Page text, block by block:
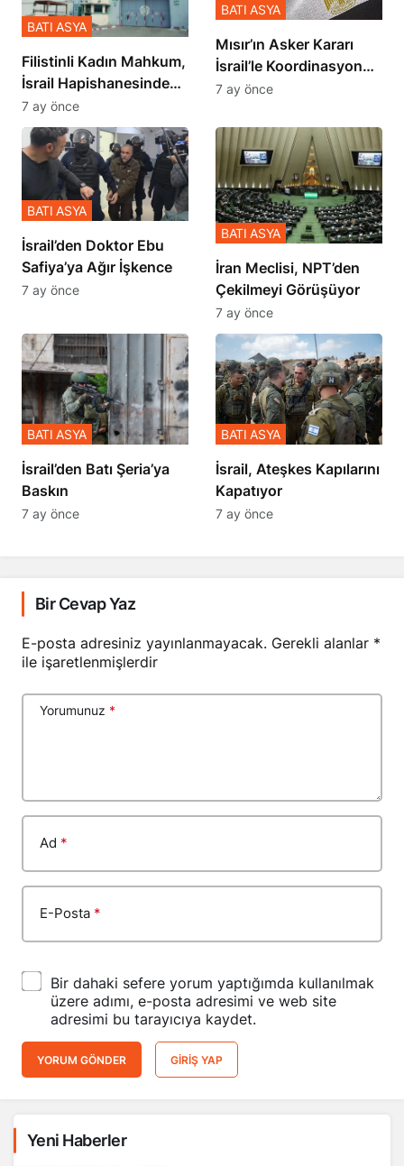
Filistinli Kadın Mahkum,
İsrail Hapishanesindeki
Zulmü Anlattı
BATI ASYA
7 ay önce
Mısır’ın Asker Kararı
İsrail’le Koordinasyon
İçinde Gerçekleşmiş
BATI ASYA
7 ay önce
İsrail’den Doktor Ebu
Safiya’ya Ağır İşkence
BATI ASYA
7 ay önce
İran Meclisi, NPT’den
Çekilmeyi Görüşüyor
BATI ASYA
7 ay önce
​​​​​​​İsrail’den Batı Şeria’ya
Baskın
BATI ASYA
7 ay önce
İsrail, Ateşkes Kapılarını
Kapatıyor
BATI ASYA
7 ay önce
Bir Cevap Yaz
E-posta adresiniz yayınlanmayacak. Gerekli alanlar *
ile işaretlenmişlerdir
Yorumunuz *
Ad *
E-Posta *
Bir dahaki sefere yorum yaptığımda kullanılmak
üzere adımı, e-posta adresimi ve web site
adresimi bu tarayıcıya kaydet.
YORUM GÖNDER GIRIŞ YAP
Yeni Haberler